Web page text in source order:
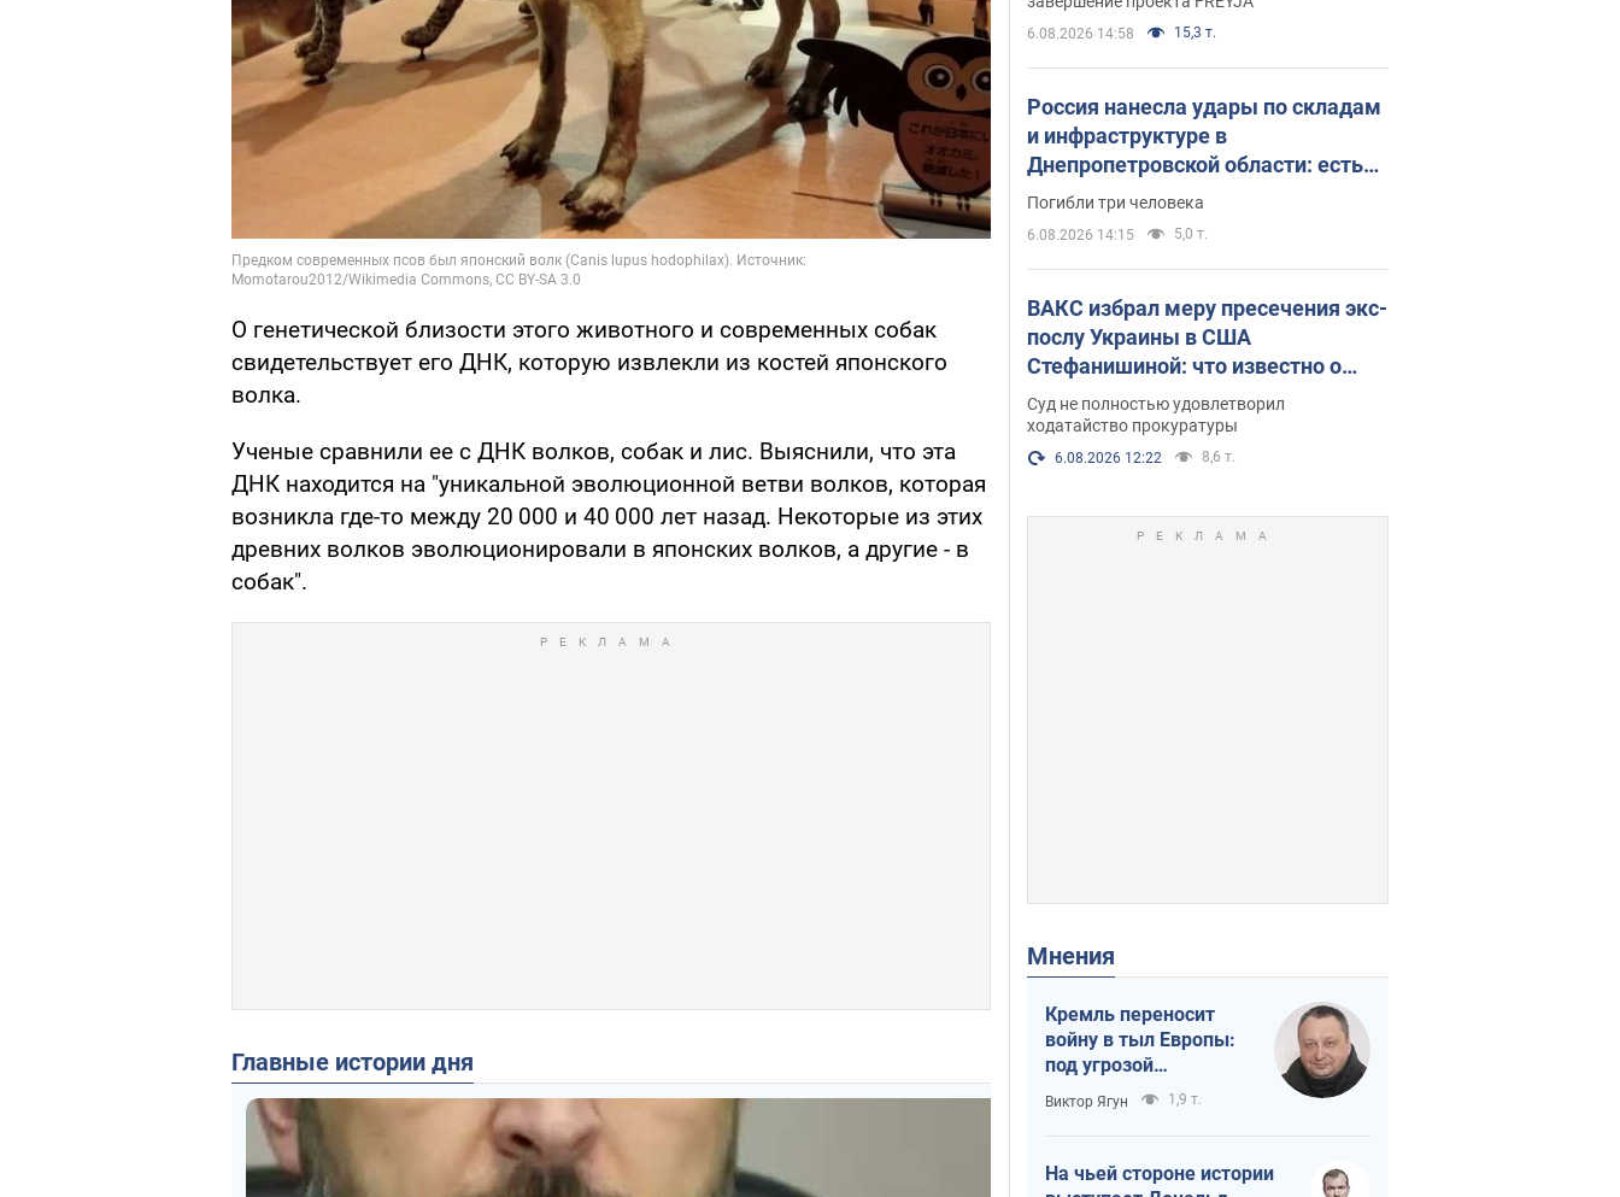
О генетической близости этого животного и современных собак
свидетельствует его ДНК, которую извлекли из костей японского
волка.
Ученые сравнили ее с ДНК волков, собак и лис. Выяснили, что эта
ДНК находится на "уникальной эволюционной ветви волков, которая
возникла где-то между 20 000 и 40 000 лет назад. Некоторые из этих
древних волков эволюционировали в японских волков, а другие - в
собак".
Главные истории дня
6.08.2026 14:58 15,3 т.
Россия нанесла удары по складам
и инфраструктуре в
Днепропетровской области: есть
погибшие и раненые. Фото
Погибли три человека
6.08.2026 14:15 5,0 т.
ВАКС избрал меру пресечения экс-
послу Украины в США
Стефанишиной: что известно о
деле
Суд не полностью удовлетворил
ходатайство прокуратуры
6.08.2026 12:22 8,6 т.
Мнения
Кремль переносит
войну в тыл Европы:
под угрозой
критическая
логистика
Виктор Ягун 1,9 т.
На чьей стороне истории